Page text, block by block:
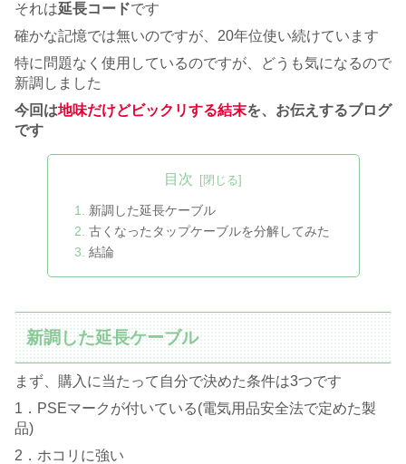
それは延長コードです
確かな記憶では無いのですが、20年位使い続けています
特に問題なく使用しているのですが、どうも気になるので
新調しました
今回は地味だけどビックリする結末を、お伝えするブログ
です
目次
新調した延長ケーブル
古くなったタップケーブルを分解してみた
結論
新調した延長ケーブル
まず、購入に当たって自分で決めた条件は3つです
1．PSEマークが付いている(電気用品安全法で定めた製
品)
2．ホコリに強い